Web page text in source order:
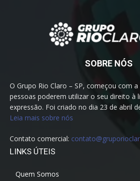
SOBRE NÓS
O Grupo Rio Claro – SP, começou com
pessoas poderem utilizar o seu direito à
expressão. Foi criado no dia 23 de abril
Leia mais sobre nós
Contato comercial:
LINKS ÚTEIS
Quem Somos